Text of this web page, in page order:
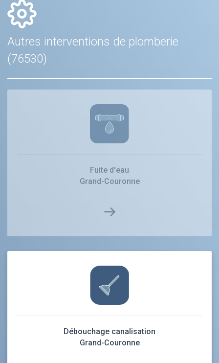
Autres interventions de plomberie
(76530)
Fuite d'eau
Grand-Couronne
Débouchage canalisation
Grand-Couronne